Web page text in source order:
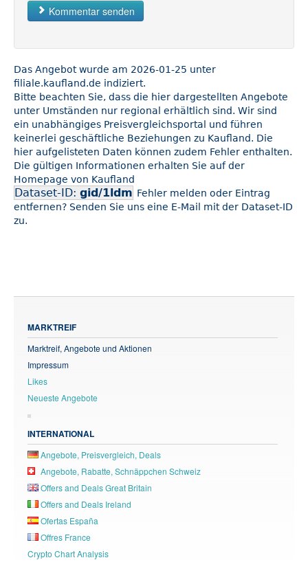
Kommentar senden
Das Angebot wurde am 2026-01-25 unter
filiale.kaufland.de indiziert.
Bitte beachten Sie, dass die hier dargestellten Angebote
unter Umständen nur regional erhältlich sind. Wir sind
ein unabhängiges Preisvergleichsportal und führen
keinerlei geschäftliche Beziehungen zu Kaufland. Die
hier aufgelisteten Daten können zudem Fehler enthalten.
Die gültigen Informationen erhalten Sie auf der
Homepage von Kaufland
Dataset-ID: gid/1ldm Fehler melden oder Eintrag
entfernen? Senden Sie uns eine E-Mail mit der Dataset-ID
zu.
MARKTREIF
Marktreif, Angebote und Aktionen
Impressum
Likes
Neueste Angebote
INTERNATIONAL
Angebote, Preisvergleich, Deals
Angebote, Rabatte, Schnäppchen Schweiz
Offers and Deals Great Britain
Offers and Deals Ireland
Ofertas España
Offres France
Crypto Chart Analysis